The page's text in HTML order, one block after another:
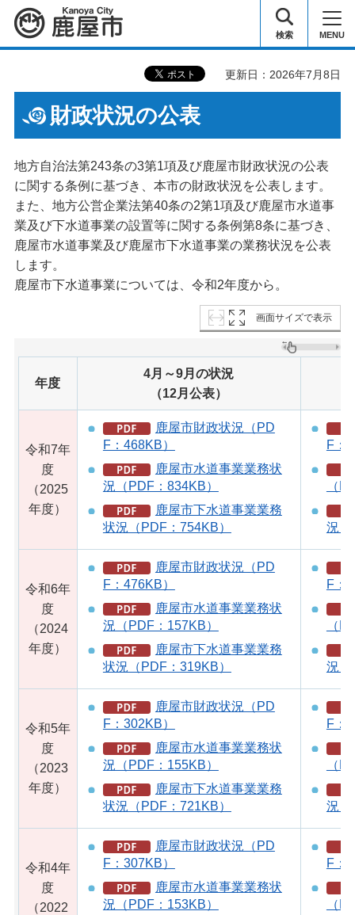
鹿屋市 検索 MENU
更新日：2026年7月8日
財政状況の公表
地方自治法第243条の3第1項及び鹿屋市財政状況の公表
に関する条例に基づき、本市の財政状況を公表します。
また、地方公営企業法第40条の2第1項及び鹿屋市水道事
業及び下水道事業の設置等に関する条例第8条に基づき、
鹿屋市水道事業及び鹿屋市下水道事業の業務状況を公表
します。
鹿屋市下水道事業については、令和2年度から。
画面サイズで表示
年度
4月～9月の状況
（12月公表）
令和7年
度
（2025
年度）
鹿屋市財政状況（PD
F：468KB）
鹿屋市水道事業業務状
況（PDF：834KB）
鹿屋市下水道事業業務
状況（PDF：754KB）
F：
（
況（
令和6年
度
（2024
年度）
鹿屋市財政状況（PD
F：476KB）
鹿屋市水道事業業務状
況（PDF：157KB）
鹿屋市下水道事業業務
状況（PDF：319KB）
F：
（
況（
令和5年
度
（2023
年度）
鹿屋市財政状況（PD
F：302KB）
鹿屋市水道事業業務状
況（PDF：155KB）
鹿屋市下水道事業業務
状況（PDF：721KB）
F：
（
況（
令和4年
度
（2022
鹿屋市財政状況（PD
F：307KB）
鹿屋市水道事業業務状
況（PDF：153KB）
F：
（